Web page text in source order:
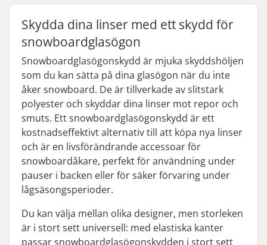
Skydda dina linser med ett skydd för
snowboardglasögon
Snowboardglasögonskydd är mjuka skyddshöljen
som du kan sätta på dina glasögon när du inte
åker snowboard. De är tillverkade av slitstark
polyester och skyddar dina linser mot repor och
smuts. Ett snowboardglasögonskydd är ett
kostnadseffektivt alternativ till att köpa nya linser
och är en livsförändrande accessoar för
snowboardåkare, perfekt för användning under
pauser i backen eller för säker förvaring under
lågsäsongsperioder.
Du kan välja mellan olika designer, men storleken
är i stort sett universell: med elastiska kanter
passar snowboardglasögonskydden i stort sett